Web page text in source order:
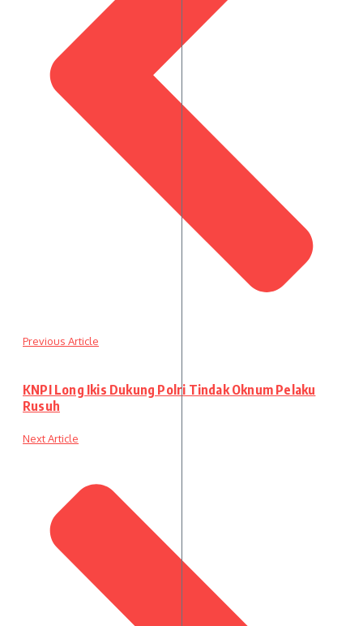
Previous Article
KNPI Long Ikis Dukung Polri Tindak Oknum Pelaku
Rusuh
Next Article